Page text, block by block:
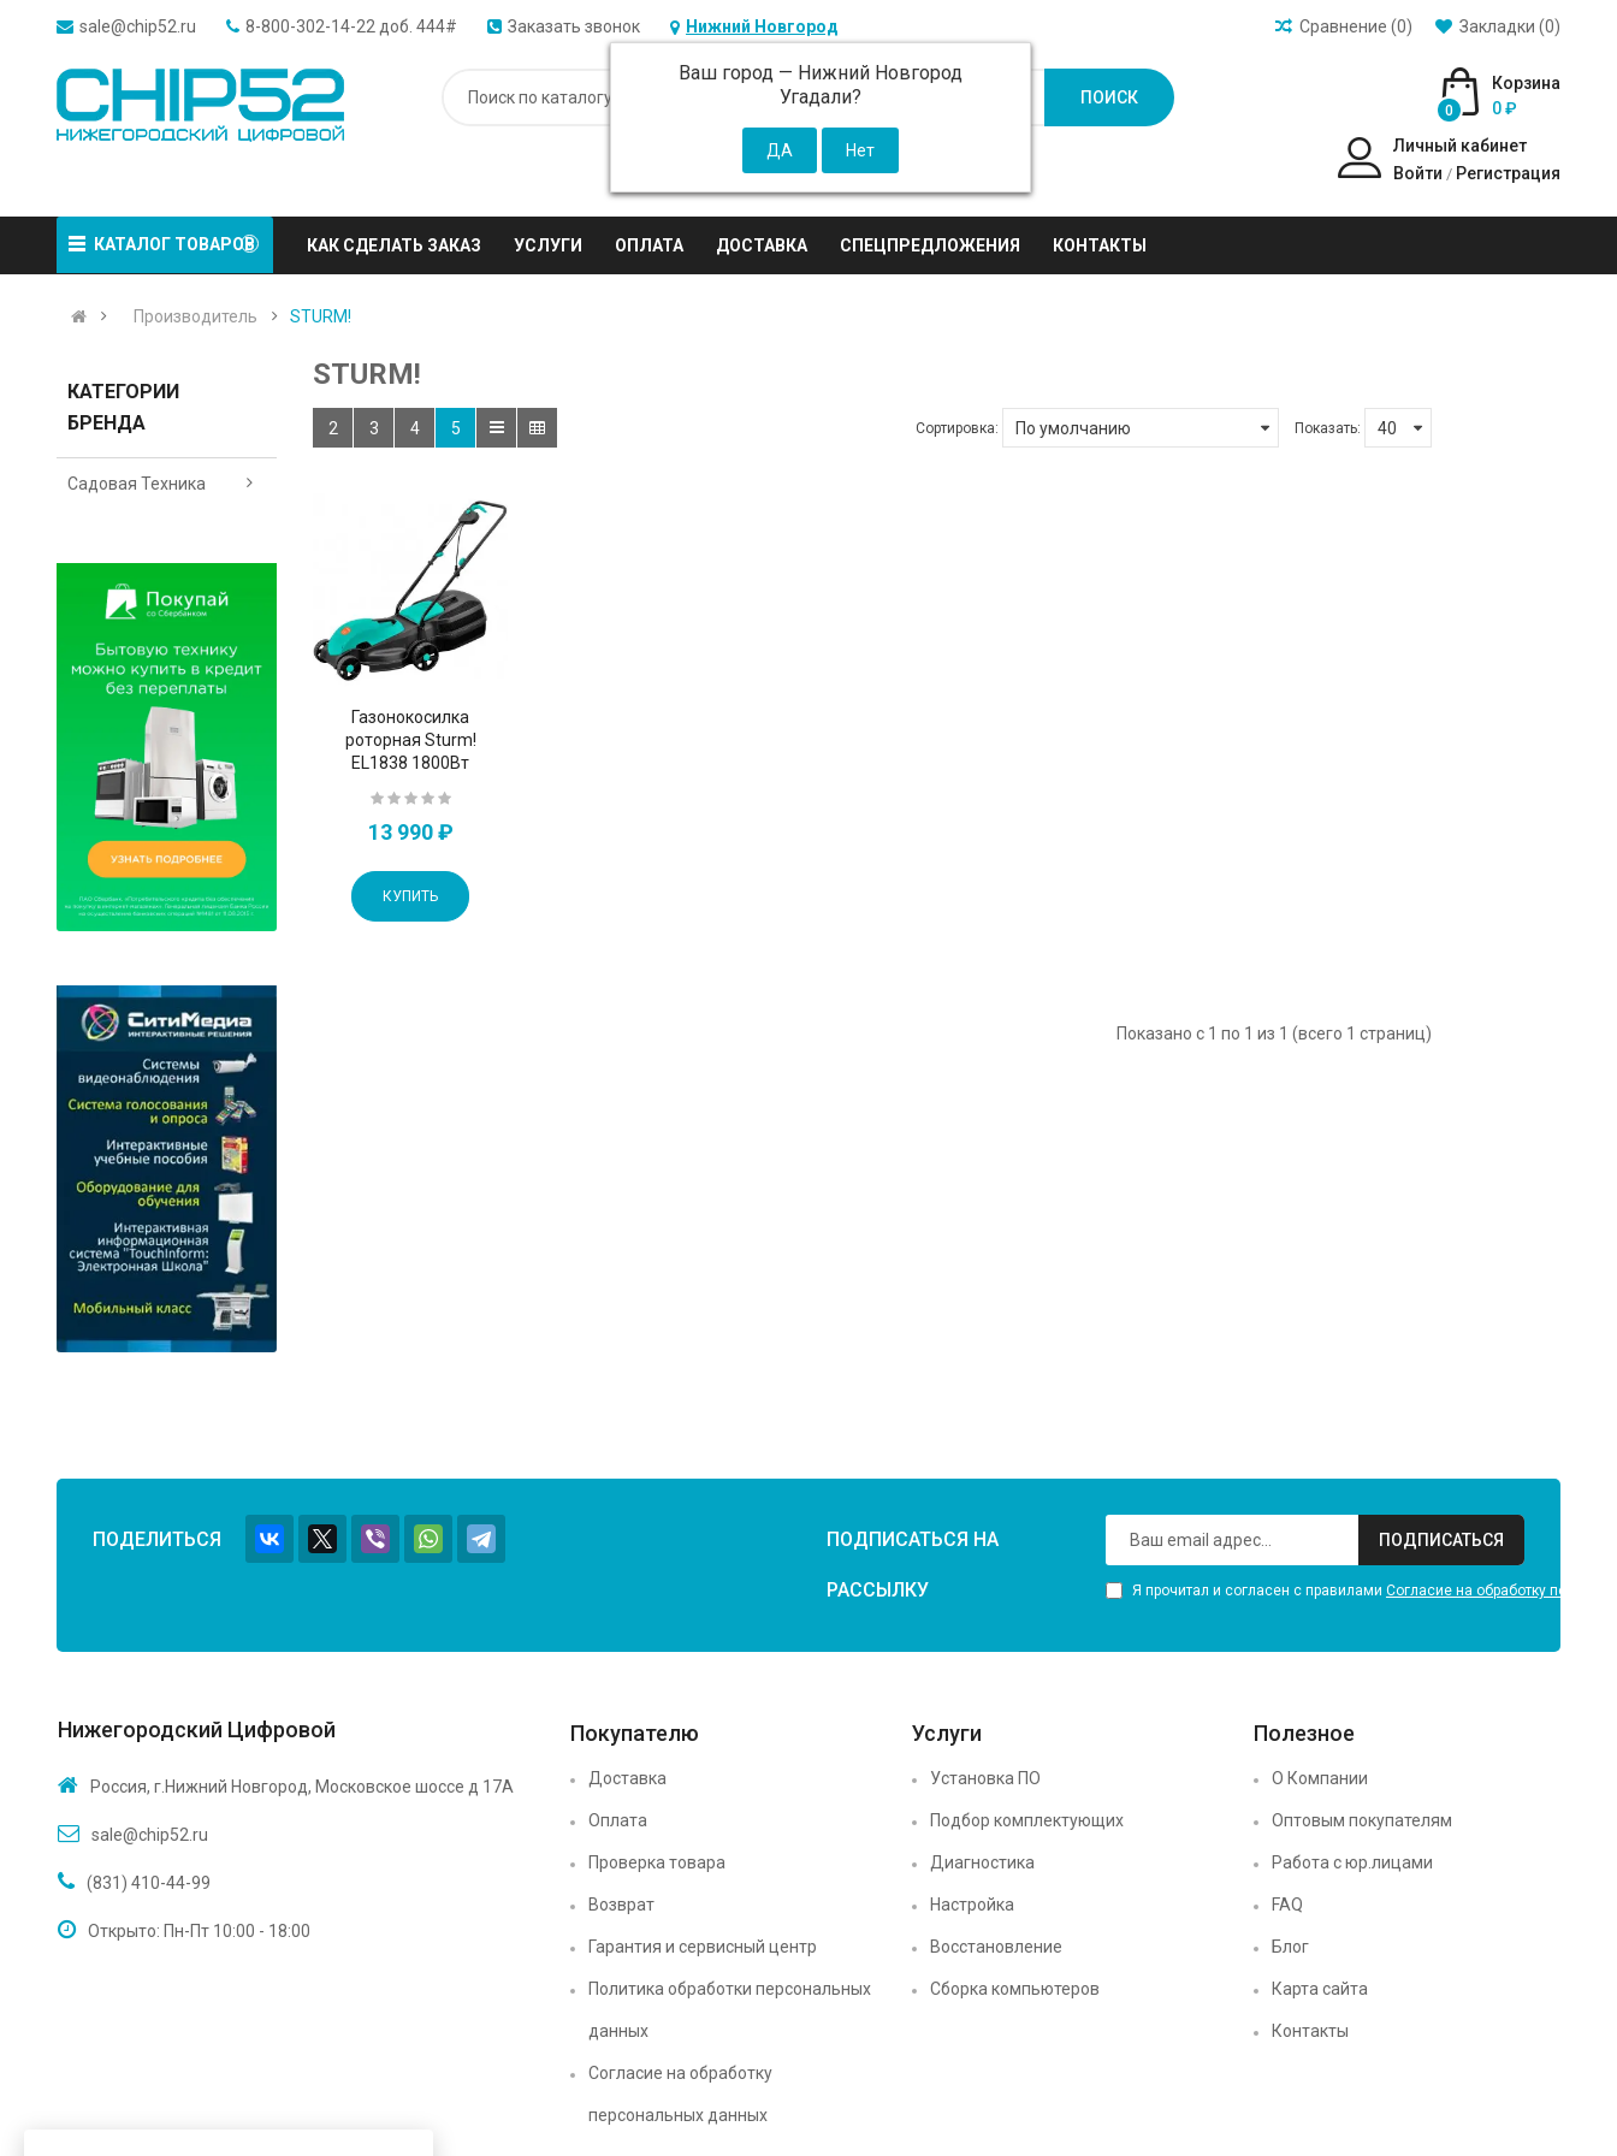
sale@chip52.ru 8-800-302-14-22 доб. 444# Заказать звонок Нижний Новгород
Ваш город — Нижний Новгород
Угадали?
Закладки (0)
Сравнение (0)
ПОИСК
Корзина
0
0 ₽
Личный кабинет
Войти / Регистрация
КАТАЛОГ ТОВАРОВ КАК СДЕЛАТЬ ЗАКАЗ УСЛУГИ ОПЛАТА ДОСТАВКА СПЕЦПРЕДЛОЖЕНИЯ КОНТАКТЫ
Производитель STURM!
КАТЕГОРИИ
БРЕНДА
Садовая Техника
STURM!
2 3 4 5 Сортировка: Показать:
Газонокосилка
роторная Sturm!
EL1838 1800Вт
13 990 ₽
КУПИТЬ
Показано с 1 по 1 из 1 (всего 1 страниц)
ПОДЕЛИТЬСЯ ПОДПИСАТЬСЯ НА
РАССЫЛКУ
ПОДПИСАТЬСЯ
Я прочитал и согласен с правилами Согласие на обработку
Нижегородский Цифровой
Россия, г.Нижний Новгород, Московское шоссе д 17А
sale@chip52.ru
(831) 410-44-99
Открыто: Пн-Пт 10:00 - 18:00
Покупателю
Доставка
Оплата
Проверка товара
Возврат
Гарантия и сервисный центр
Политика обработки персональных
данных
Согласие на обработку
персональных данных
Услуги
Установка ПО
Подбор комплектующих
Диагностика
Настройка
Восстановление
Сборка компьютеров
Полезное
О Компании
Оптовым покупателям
Работа с юр.лицами
FAQ
Блог
Карта сайта
Контакты